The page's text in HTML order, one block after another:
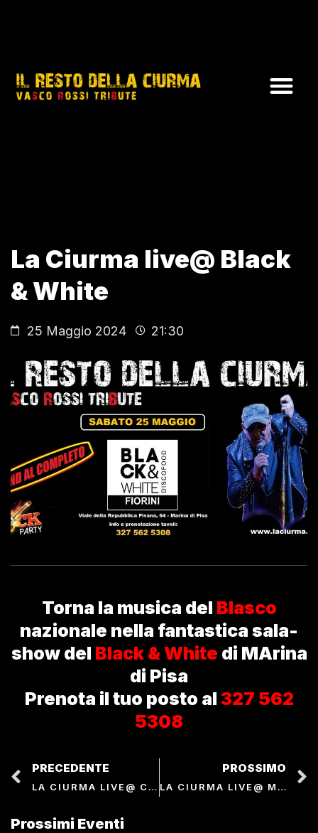
La Ciurma live@ Black
& White
25 Maggio 2024 21:30
Torna la musica del Blasco
nazionale nella fantastica sala-
show del Black & White di MArina
di Pisa
Prenota il tuo posto al 327 562
5308
PRECEDENTE
LA CIURMA LIVE@ CARPE DIEM
PROSSIMO
LA CIURMA LIVE@ MOLETTO DI ANTIGNANO
Prossimi Eventi